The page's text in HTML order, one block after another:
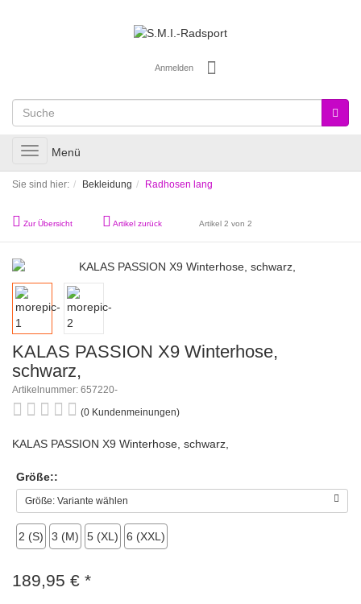
Anmelden
Toggle
navigation
Menü
Sie sind hier: Bekleidung Radhosen lang
Zur Übersicht Artikel zurück Artikel 2 von 2
KALAS PASSION X9 Winterhose,
schwarz,
Artikelnummer: 657220-
(0 Kundenmeinungen)
KALAS PASSION X9 Winterhose, schwarz,
Größe::
Größe: Variante wählen
2 (S) 3 (M) 5 (XL) 6 (XXL)
189,95 € *